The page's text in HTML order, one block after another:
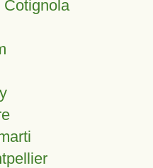
Cotignola